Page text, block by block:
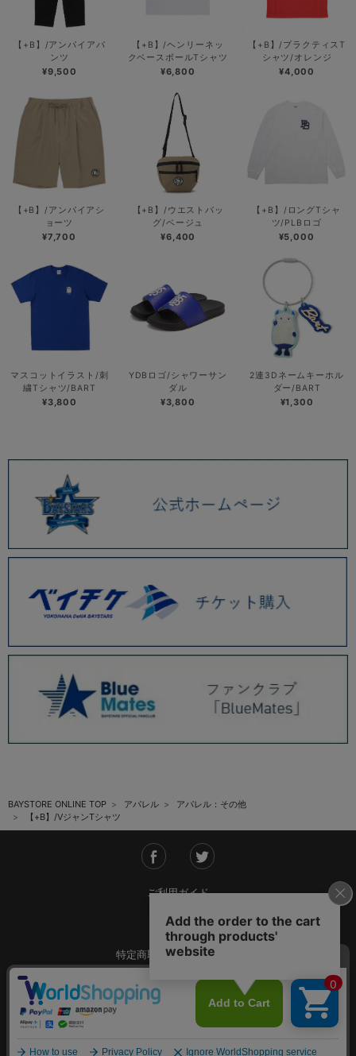
【+B】/アンパイアパ
ンツ
¥9,500
【+B】/ヘンリーネッ
クベースボールTシャツ
¥6,800
【+B】/プラクティスT
シャツ/オレンジ
¥4,000
【+B】/アンパイアシ
ョーツ
¥7,700
【+B】/ウエストバッ
グ/ベージュ
¥6,400
【+B】/ロングTシャ
ツ/PLBロゴ
¥5,000
マスコットイラスト/刺
繍Tシャツ/BART
¥3,800
YDBロゴ/シャワーサン
ダル
¥3,800
2連3Dネームキーホル
ダー/BART
¥1,300
BAYSTORE ONLINE TOP アパレル
アパレル：その他
【+B】/VジャンTシャツ
ご利用ガイド
会社概要
特定商取引法に基づく表記
ご利用規約
Copyright © YOKOHAMA DeNA BAYSTARS All Rights Reserved.